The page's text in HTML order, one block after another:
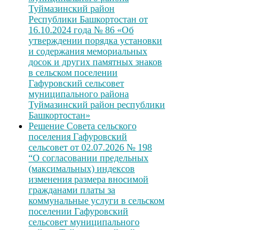
Туймазинский район
Республики Башкортостан от
16.10.2024 года № 86 «Об
утверждении порядка установки
и содержания мемориальных
досок и других памятных знаков
в сельском поселении
Гафуровский сельсовет
муниципального района
Туймазинский район республики
Башкортостан»
Решение Совета сельского
поселения Гафуровский
сельсовет от 02.07.2026 № 198
“О согласовании предельных
(максимальных) индексов
изменения размера вносимой
гражданами платы за
коммунальные услуги в сельском
поселении Гафуровский
сельсовет муниципального